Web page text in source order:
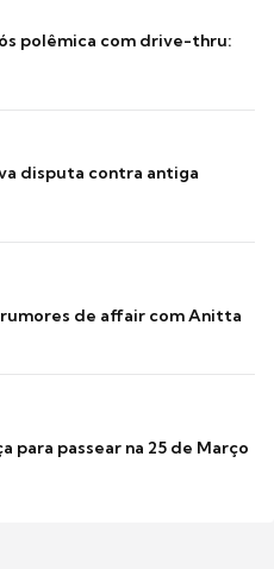
polêmica com drive-thru:
disputa contra antiga
de affair com Anitta
para passear na 25 de Março